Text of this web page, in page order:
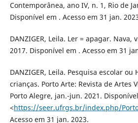
Contemporânea, ano IV, n. 1, Rio de
Disponível em . Acesso em 31 jan.
DANZIGER, Leila. Ler = apagar. Nava,
2017. Disponível em . Acesso em 31
DANZIGER, Leila. Pesquisa escolar
crianças. Porto Arte: Revista de Artes
Porto Alegre, jan.-jun. 2021.
<https://seer.ufrgs.br/index.php/
Acesso em 31 jan. 2023.